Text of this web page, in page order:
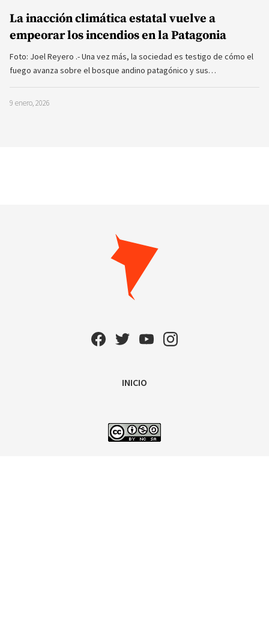
La inacción climática estatal vuelve a
empeorar los incendios en la Patagonia
Foto: Joel Reyero .- Una vez más, la sociedad es testigo de cómo el
fuego avanza sobre el bosque andino patagónico y sus…
9 enero, 2026
INICIO